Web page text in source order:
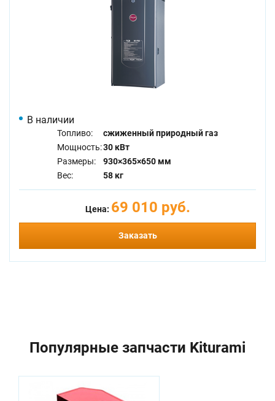
В наличии
Топливо:
сжиженный природный газ
Мощность:30 кВт
Размеры:
930×365×650 мм
Вес:
58 кг
Цена: 69 010 руб.
Заказать
Популярные запчасти Kiturami